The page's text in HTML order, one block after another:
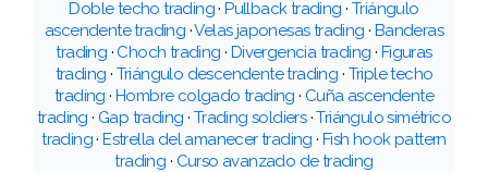
Doble techo trading·Pullback trading · Triángulo
ascendente trading ·Velas japonesas trading · Banderas
trading · Choch trading · Divergencia trading · Figuras
trading · Triángulo descendente trading · Triple techo
trading · Hombre colgado trading · Cuña ascendente
trading · Gap trading · Trading soldiers·Triángulo simétrico
trading·Estrella del amanecer trading · Fish hook pattern
trading · Curso avanzado de trading